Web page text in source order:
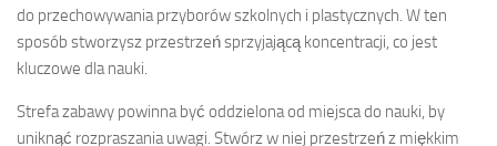
do przechowywania przyborów szkolnych i plastycznych. W ten
sposób stworzysz przestrzeń sprzyjającą koncentracji, co jest
kluczowe dla nauki.
Strefa zabawy powinna być oddzielona od miejsca do nauki, by
uniknąć rozpraszania uwagi. Stwórz w niej przestrzeń z miękkim